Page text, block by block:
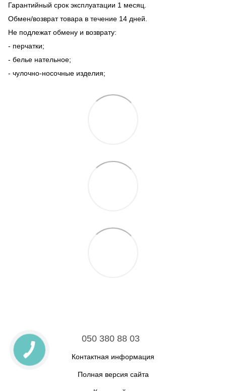
Гарантийный срок эксплуатации 1 месяц.
Обмен/возврат товара в течение 14 дней.
Не подлежат обмену и возврату:
- перчатки;
- белье нательное;
- чулочно-носочные изделия;
050 380 88 03
Контактная информация
Полная версия сайта